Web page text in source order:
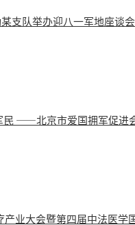
支队举办迎八一军地座谈会
民 ——北京市爱国拥军促进
产业大会暨第四届中法医学